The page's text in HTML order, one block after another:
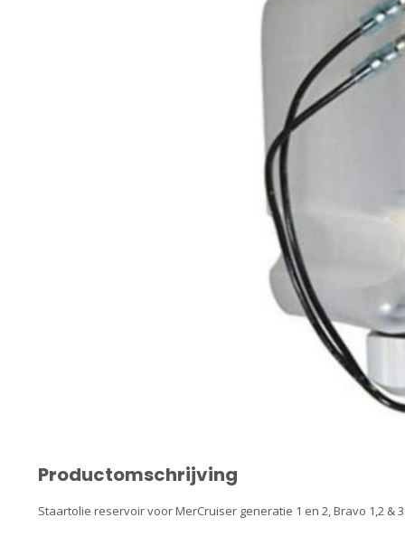
Productomschrijving
Staartolie reservoir voor MerCruiser generatie 1 en 2, Bravo 1,2 & 3